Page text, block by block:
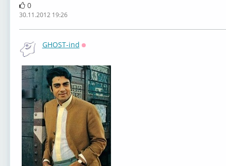
0
30.11.2012 19:26
GHOST-ind